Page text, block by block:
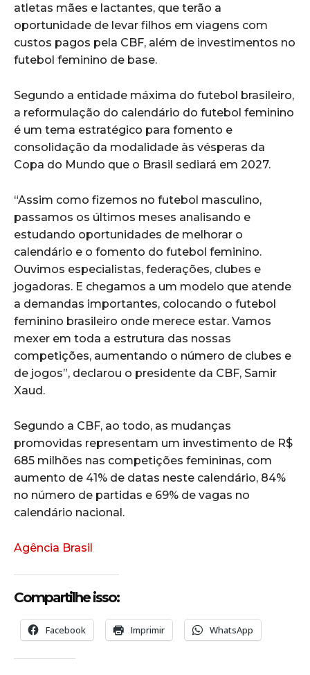
atletas mães e lactantes, que terão a
oportunidade de levar filhos em viagens com
custos pagos pela CBF, além de investimentos no
futebol feminino de base.
Segundo a entidade máxima do futebol brasileiro,
a reformulação do calendário do futebol feminino
é um tema estratégico para fomento e
consolidação da modalidade às vésperas da
Copa do Mundo que o Brasil sediará em 2027.
“Assim como fizemos no futebol masculino,
passamos os últimos meses analisando e
estudando oportunidades de melhorar o
calendário e o fomento do futebol feminino.
Ouvimos especialistas, federações, clubes e
jogadoras. E chegamos a um modelo que atende
a demandas importantes, colocando o futebol
feminino brasileiro onde merece estar. Vamos
mexer em toda a estrutura das nossas
competições, aumentando o número de clubes e
de jogos”, declarou o presidente da CBF, Samir
Xaud.
Segundo a CBF, ao todo, as mudanças
promovidas representam um investimento de R$
685 milhões nas competições femininas, com
aumento de 41% de datas neste calendário, 84%
no número de partidas e 69% de vagas no
calendário nacional.
Agência Brasil
Compartilhe isso:
Facebook Imprimir WhatsApp